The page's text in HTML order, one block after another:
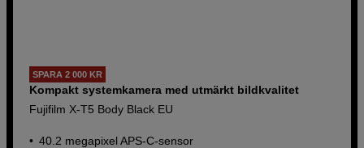
SPARA 2 000 KR
Kompakt systemkamera med utmärkt bildkvalitet
Fujifilm X-T5 Body Black EU
40.2 megapixel APS-C-sensor